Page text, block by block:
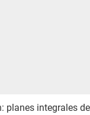
planes integrales